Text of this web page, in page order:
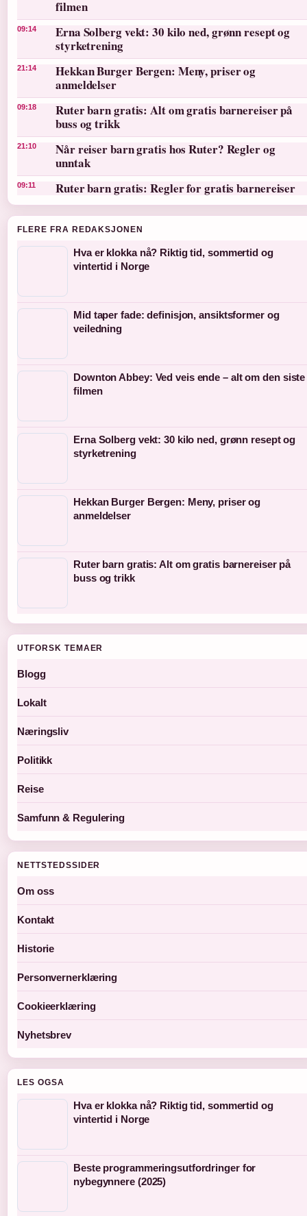
filmen
09:14
Erna Solberg vekt: 30 kilo ned, grønn resept og
styrketrening
21:14
Hekkan Burger Bergen: Meny, priser og
anmeldelser
09:18
Ruter barn gratis: Alt om gratis barnereiser på
buss og trikk
21:10
Når reiser barn gratis hos Ruter? Regler og
unntak
09:11 Ruter barn gratis: Regler for gratis barnereiser
FLERE FRA REDAKSJONEN
Hva er klokka nå? Riktig tid, sommertid og
vintertid i Norge
Mid taper fade: definisjon, ansiktsformer og
veiledning
Downton Abbey: Ved veis ende – alt om den siste
filmen
Erna Solberg vekt: 30 kilo ned, grønn resept og
styrketrening
Hekkan Burger Bergen: Meny, priser og
anmeldelser
Ruter barn gratis: Alt om gratis barnereiser på
buss og trikk
UTFORSK TEMAER
Blogg
Lokalt
Næringsliv
Politikk
Reise
Samfunn & Regulering
NETTSTEDSSIDER
Om oss
Kontakt
Historie
Personvernerklæring
Cookieerklæring
Nyhetsbrev
LES OGSA
Hva er klokka nå? Riktig tid, sommertid og
vintertid i Norge
Beste programmeringsutfordringer for
nybegynnere (2025)